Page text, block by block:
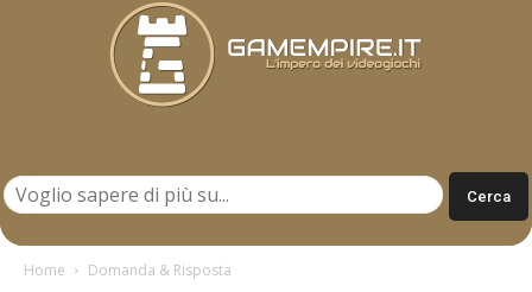
Home Domanda & Risposta